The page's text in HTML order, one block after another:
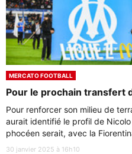
MERCATO FOOTBALL
Pour le prochain transfert
Pour renforcer son milieu de
aurait identifié le profil de
phocéen serait, avec la
30 janvier 2025 à 16h10